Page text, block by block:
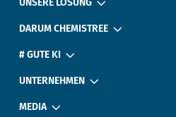
UNSERE LÖSUNG
DARUM CHEMISTREE3
# GUTE KI 3
UNTERNEHMEN3
MEDIA3